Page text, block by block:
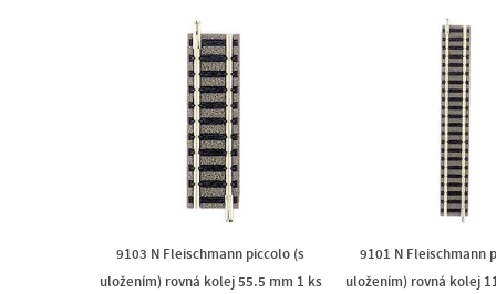
9103 N Fleischmann piccolo (s
uložením) rovná kolej 55.5 mm 1 ks
9101 N Fleischmann
uložením) rovná kolej